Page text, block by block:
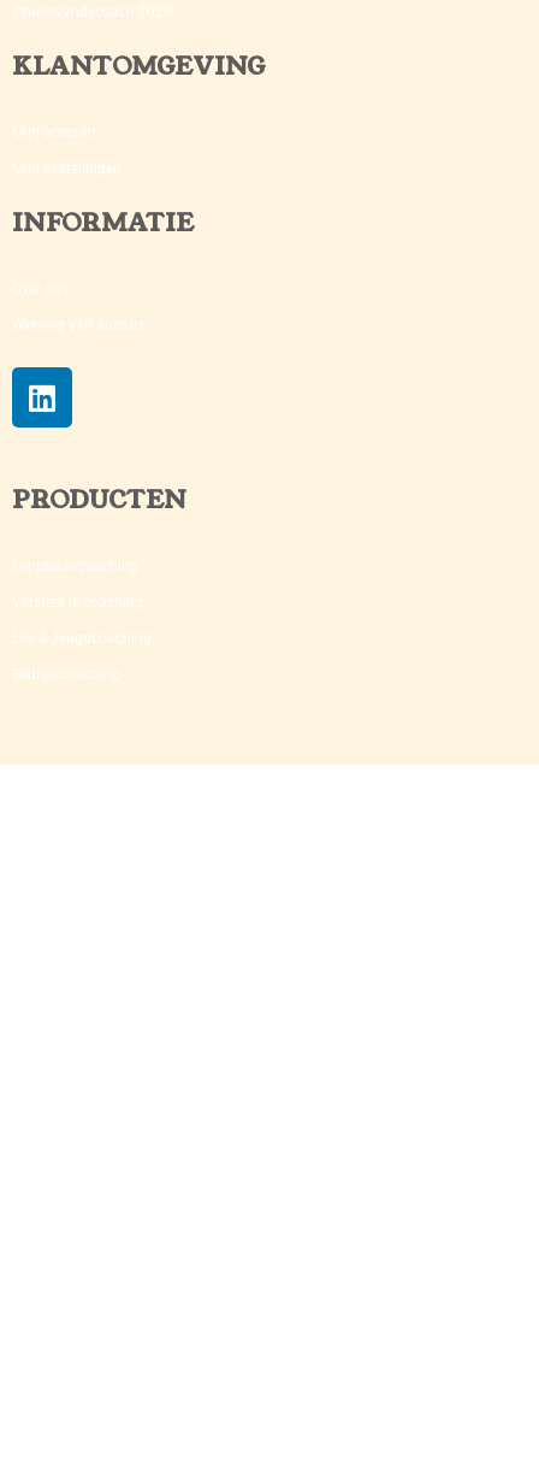
©toolsvandecoach 2020
KLANTOMGEVING
Mijn account
Mijn bestellingen
INFORMATIE
Over ons
Werving van auteurs
PRODUCTEN
Loopbaancoaching
Versterk je coaching​
Life & Jeugdcoaching
Bedrijfscoaching​